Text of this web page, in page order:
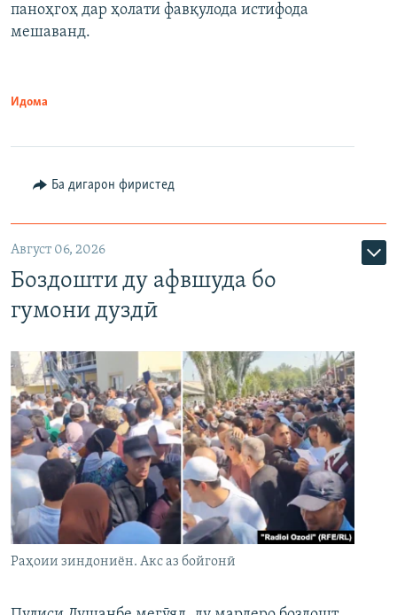
паноҳгоҳ дар ҳолати фавқулода истифода
мешаванд.
Идома
Ба дигарон фиристед
Август 06, 2026
Боздошти ду афвшуда бо
гумони дуздӣ
Раҳоии зиндониён. Акс аз бойгонӣ